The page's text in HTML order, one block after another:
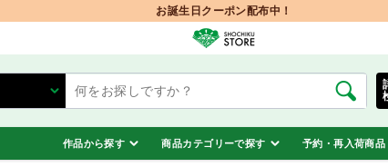
お誕生日クーポン配布中！
作品から探す 商品カテゴリーで探す 予約・再入荷商品